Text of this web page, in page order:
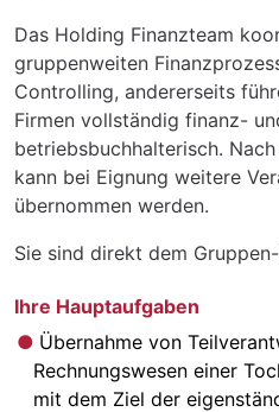
Das Holding Finanzteam
gruppenweiten
Controlling, andererseits
Firmen vollständig finanz-
betriebsbuchhalterisch.
kann bei Eignung weitere
übernommen werden.
Sie sind direkt dem
Ihre Hauptaufgaben
Übernahme von
Rechnungswesen einer
mit dem Ziel der